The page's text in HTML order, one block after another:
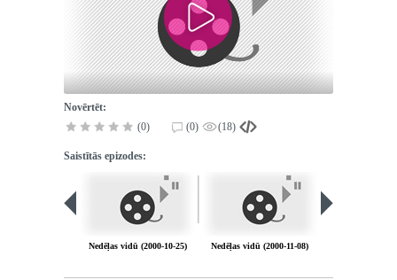
Novērtēt:
(0)
(0) (18)
Saistītās epizodes:
Nedēļas vidū (2000-10-25) Nedēļas vidū (2000-11-08)